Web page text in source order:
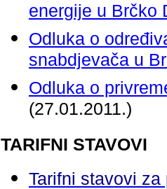
energije u Brčko
Odluka o
snabdjevača u
Odluka o
(27.01.2011.)
TARIFNI STAVOVI
Tarifni stavovi